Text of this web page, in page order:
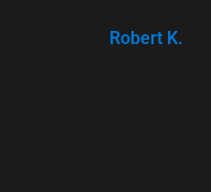
Robert K.